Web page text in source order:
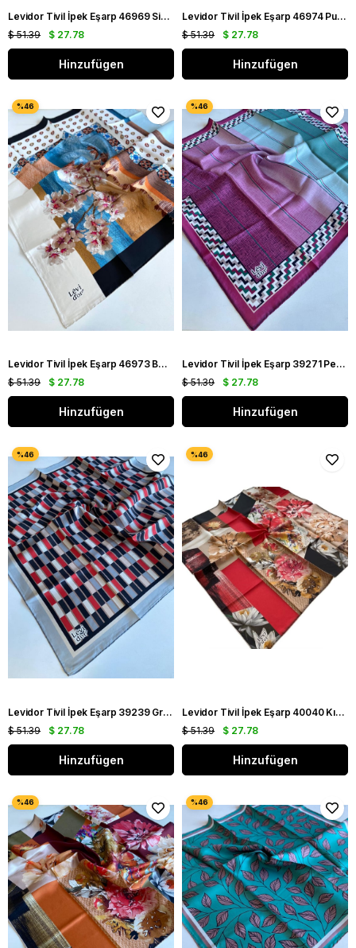
Levidor Tivil İpek Eşarp 46969 Siyah Karışık Desen
$ 27.78
$ 51.39
Hinzufügen
Levidor Tivil İpek Eşarp 46974 Pudra Karışık Desen
$ 27.78
$ 51.39
Hinzufügen
Levidor Tivil İpek Eşarp 46973 Beyaz Karışık Desen
$ 27.78
$ 51.39
Hinzufügen
Levidor Tivil İpek Eşarp 39271 Pembe Karışık Desen
$ 27.78
$ 51.39
Hinzufügen
Levidor Tivil İpek Eşarp 39239 Gri Karışık Desen
$ 27.78
$ 51.39
Hinzufügen
Levidor Tivil İpek Eşarp 40040 Kırmızı Karışık Desen
$ 27.78
$ 51.39
Hinzufügen